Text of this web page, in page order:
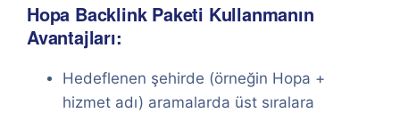
Hopa Backlink Paketi Kullanmanın
Avantajları:
Hedeflenen şehirde (örneğin Hopa +
hizmet adı) aramalarda üst sıralara